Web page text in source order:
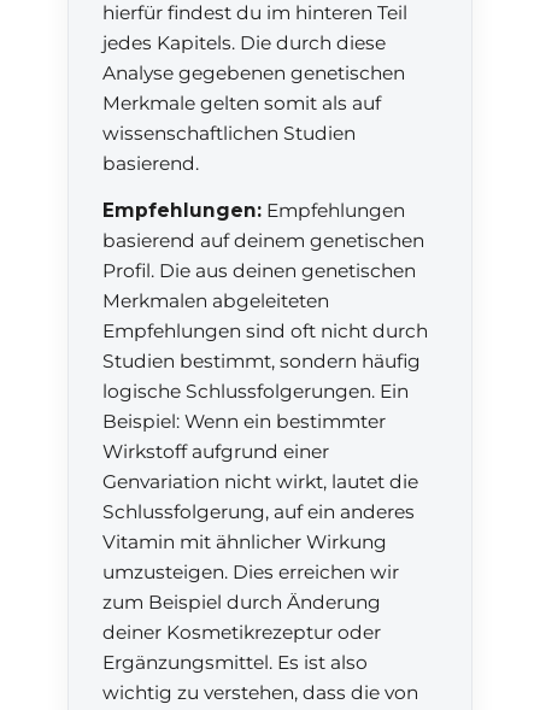
hierfür findest du im hinteren Teil
jedes Kapitels. Die durch diese
Analyse gegebenen genetischen
Merkmale gelten somit als auf
wissenschaftlichen Studien
basierend.
Empfehlungen: Empfehlungen
basierend auf deinem genetischen
Profil. Die aus deinen genetischen
Merkmalen abgeleiteten
Empfehlungen sind oft nicht durch
Studien bestimmt, sondern häufig
logische Schlussfolgerungen. Ein
Beispiel: Wenn ein bestimmter
Wirkstoff aufgrund einer
Genvariation nicht wirkt, lautet die
Schlussfolgerung, auf ein anderes
Vitamin mit ähnlicher Wirkung
umzusteigen. Dies erreichen wir
zum Beispiel durch Änderung
deiner Kosmetikrezeptur oder
Ergänzungsmittel. Es ist also
wichtig zu verstehen, dass die von